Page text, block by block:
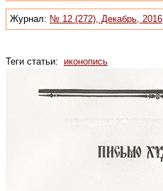
Журнал: № 12 (272), Декабрь, 2016
Теги статьи: иконопись